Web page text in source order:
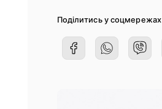
Поділитись у соцмережах